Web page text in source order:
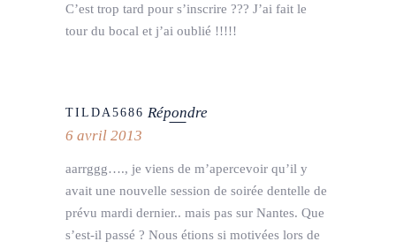
C’est trop tard pour s’inscrire ??? J’ai fait le
tour du bocal et j’ai oublié !!!!!
TILDA5686 Répondre
6 avril 2013
aarrggg…., je viens de m’apercevoir qu’il y
avait une nouvelle session de soirée dentelle de
prévu mardi dernier.. mais pas sur Nantes. Que
s’est-il passé ? Nous étions si motivées lors de